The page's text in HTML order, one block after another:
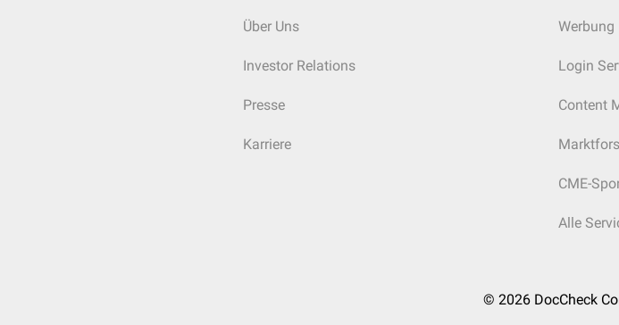
Über Uns
Investor Relations
Presse
Karriere
Werbung
Login
Content
CME-
Alle
© 2026 DocCheck